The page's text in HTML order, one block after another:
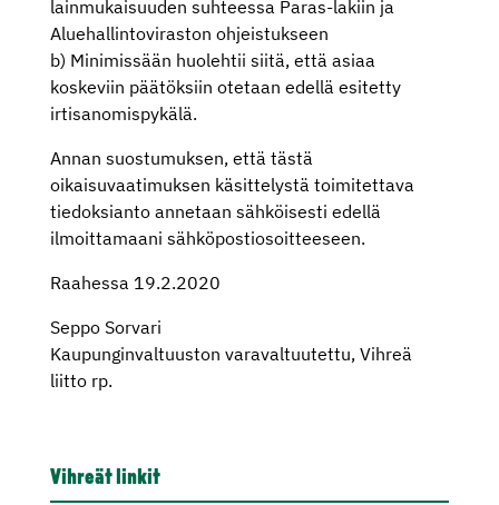
lainmukaisuuden suhteessa Paras-lakiin ja
Aluehallintoviraston ohjeistukseen
b) Minimissään huolehtii siitä, että asiaa
koskeviin päätöksiin otetaan edellä esitetty
irtisanomispykälä.
Annan suostumuksen, että tästä
oikaisuvaatimuksen käsittelystä toimitettava
tiedoksianto annetaan sähköisesti edellä
ilmoittamaani sähköpostiosoitteeseen.
Raahessa 19.2.2020
Seppo Sorvari
Kaupunginvaltuuston varavaltuutettu, Vihreä
liitto rp.
Vihreät linkit